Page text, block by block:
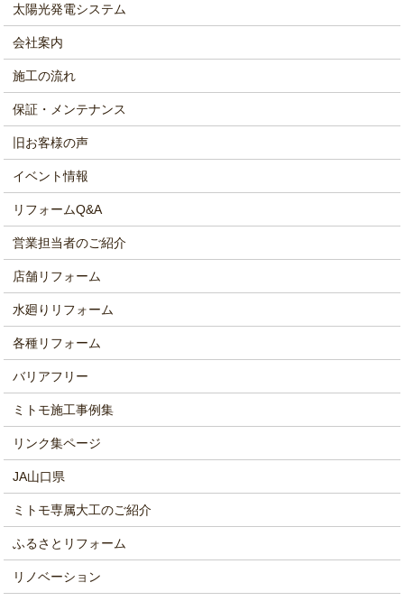
太陽光発電システム
会社案内
施工の流れ
保証・メンテナンス
旧お客様の声
イベント情報
リフォームQ&A
営業担当者のご紹介
店舗リフォーム
水廻りリフォーム
各種リフォーム
バリアフリー
ミトモ施工事例集
リンク集ページ
JA山口県
ミトモ専属大工のご紹介
ふるさとリフォーム
リノベーション